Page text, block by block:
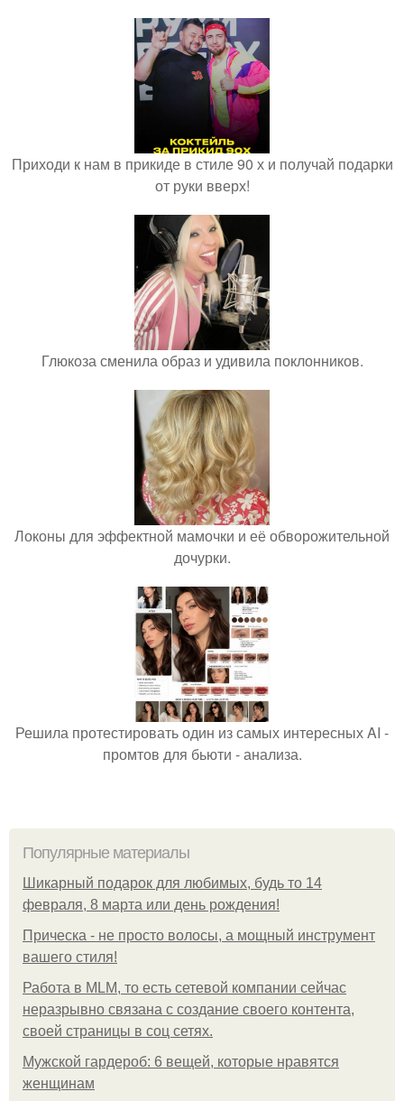
Приходи к нам в прикиде в стиле 90 х и получай подарки
от руки вверх!
Глюкоза сменила образ и удивила поклонников.
Локоны для эффектной мамочки и её обворожительной
дочурки.
Решила протестировать один из самых интересных AI -
промтов для бьюти - анализа.
Популярные материалы
Шикарный подарок для любимых, будь то 14
февраля, 8 марта или день рождения!
Прическа - не просто волосы, а мощный инструмент
вашего стиля!
Работа в MLM, то есть сетевой компании сейчас
неразрывно связана с создание своего контента,
своей страницы в соц сетях.
Мужской гардероб: 6 вещей, которые нравятся
женщинам